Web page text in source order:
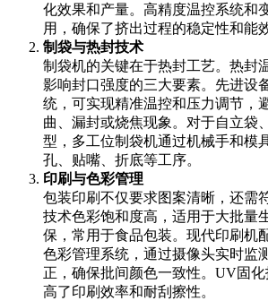
化效果和产量。高精度温控系统和
用，确保了挤出过程的稳定性和能
制袋与热封技术
制袋机的关键在于热封工艺。热封
影响封口强度的三大要素。先进设
统，可实现精准温控和压力调节，
曲、漏封或烧焦现象。对于自立袋
型，多工位制袋机通过机械手和模
孔、贴嘴、折底等工序。
印刷与色彩管理
包装印刷不仅要求图案清晰，还需
技术色彩饱和度高，适用于大批量
保，常用于食品包装。现代印刷机
色彩管理系统，通过摄像头实时监
正，确保批间颜色一致性。UV固
高了印刷效率和耐刮擦性。